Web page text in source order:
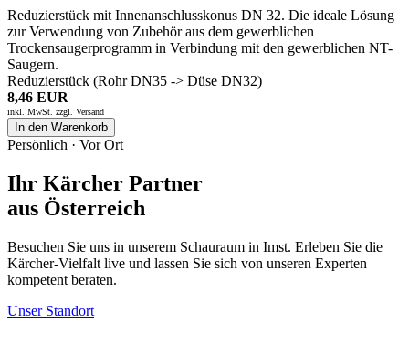
Reduzierstück mit Innenanschlusskonus DN 32. Die ideale Lösung
zur Verwendung von Zubehör aus dem gewerblichen
Trockensaugerprogramm in Verbindung mit den gewerblichen NT-
Saugern.
Reduzierstück (Rohr DN35 -> Düse DN32)
8,46 EUR
inkl. MwSt. zzgl. Versand
In den Warenkorb
Persönlich · Vor Ort
Ihr Kärcher Partner
aus Österreich
Besuchen Sie uns in unserem Schauraum in Imst. Erleben Sie die
Kärcher-Vielfalt live und lassen Sie sich von unseren Experten
kompetent beraten.
Unser Standort